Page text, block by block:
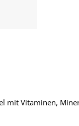
mit Vitaminen,